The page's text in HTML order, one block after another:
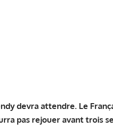
devra attendre. Le
pas rejouer avant trois